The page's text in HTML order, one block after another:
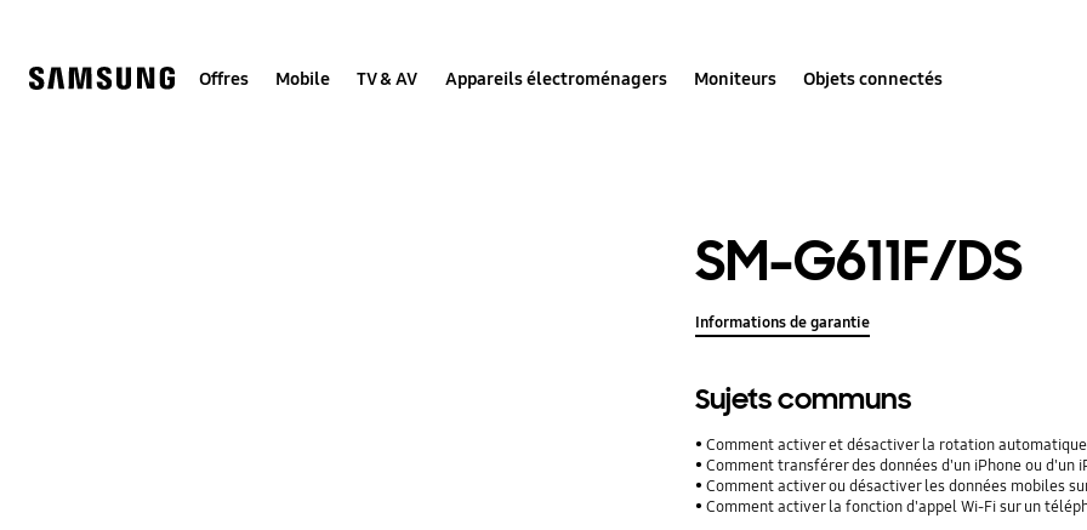
Offres Mobile TV & AV Appareils électroménagers Moniteurs Objets connectés
SM-G611F/DS
Informations de garantie
Sujets communs
Comment activer et désactiver la rotation
Comment transférer des données d'un iPhone ou d'un
Comment activer ou désactiver les données mobiles
Comment activer la fonction d'appel Wi-Fi sur un